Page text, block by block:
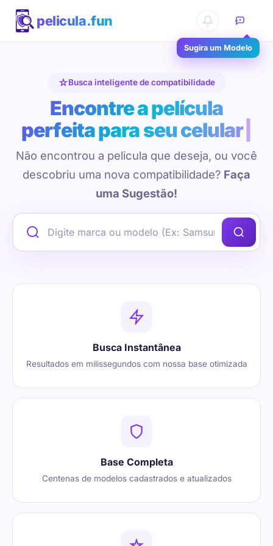
pelicula.fun
Sugira um Modelo
Busca inteligente de compatibilidade
Encontre a película
perfeita para seu celular
Não encontrou a pelicula que deseja, ou você
descobriu uma nova compatibilidade? Faça
uma Sugestão!
Busca Instantânea
Resultados em milissegundos com nossa base otimizada
Base Completa
Centenas de modelos cadastrados e atualizados